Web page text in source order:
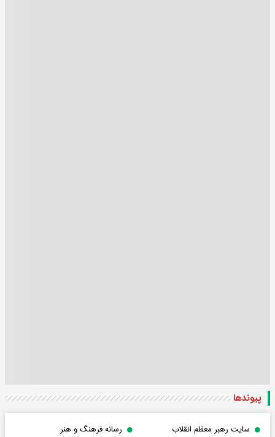
پیوندها
سایت رهبر معظم انقلاب
رسانه فرهنگ و هنر